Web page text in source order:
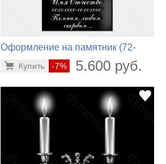
Оформление на памятник (72-
-7% 5.600 руб.
Купить